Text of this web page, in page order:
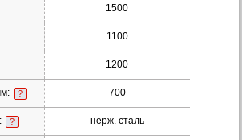
1500
1100
1200
? 700
? нерж. сталь